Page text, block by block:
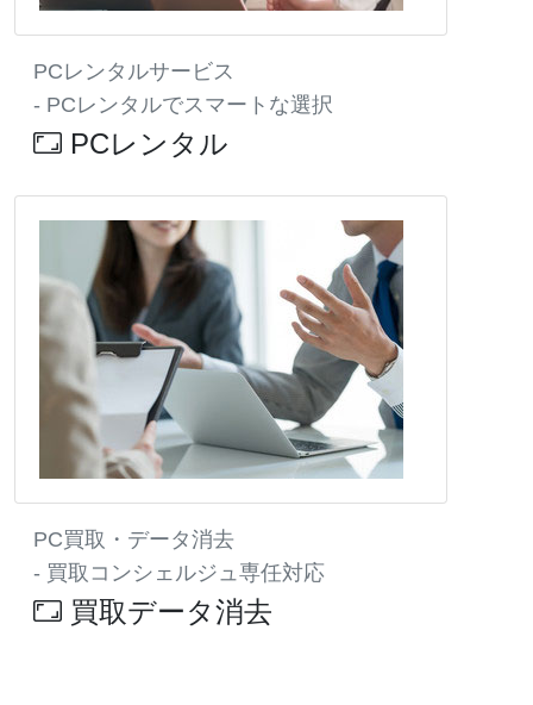
PCレンタルサービス
- PCレンタルでスマートな選択
PCレンタル
PC買取・データ消去
- 買取コンシェルジュ専任対応
買取データ消去